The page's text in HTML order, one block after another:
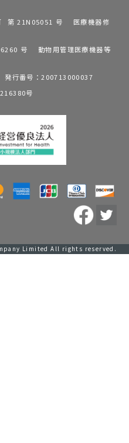
第 21N05051 号 医療機器修
号 動物用管理医療機器等
発行番号：200713000037
号
Limited All rights reserved.